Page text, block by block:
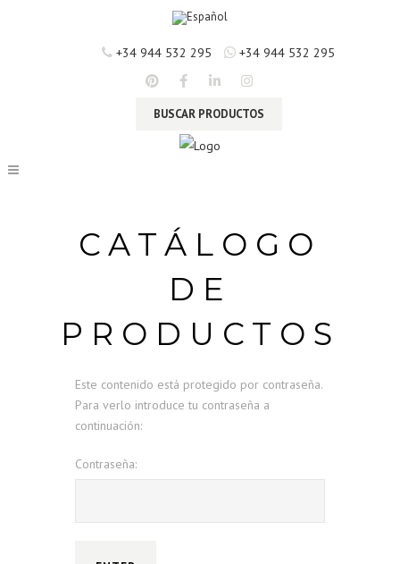
+34 944 532 295 +34 944 532 295
BUSCAR PRODUCTOS
CATÁLOGO
DE
PRODUCTOS
Este contenido está protegido por contraseña.
Para verlo introduce tu contraseña a
continuación:
Contraseña: